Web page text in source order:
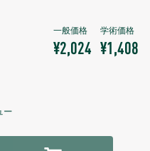
¥2,024 ¥1,408
ー